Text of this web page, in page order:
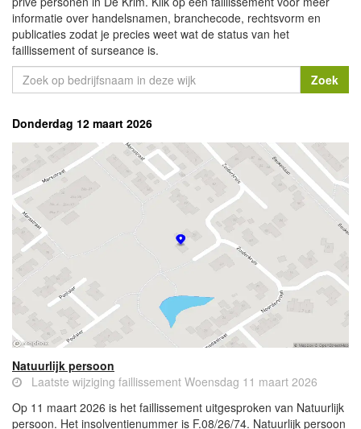
informatie over handelsnamen, branchecode, rechtsvorm en
publicaties zodat je precies weet wat de status van het
faillissement of surseance is.
Donderdag 12 maart 2026
Natuurlijk persoon
Laatste wijziging faillissement Woensdag 11 maart 2026
Op 11 maart 2026 is het faillissement uitgesproken van Natuurlijk
persoon. Het insolventienummer is F.08/26/74. Natuurlijk persoon